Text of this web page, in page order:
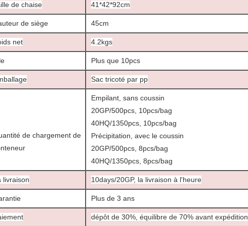
de chaise 41*42*92cm
de siège 45cm
net 4.2kgs
Plus que 10pcs
Sac tricoté par pp
de chargement de
Empilant, sans coussin
20GP/500pcs, 10pcs/bag
40HQ/1350pcs, 10pcs/bag
Précipitation, avec le coussin
20GP/500pcs, 8pcs/bag
40HQ/1350pcs, 8pcs/bag
livraison 10days/20GP, la livraison à l'heure
Plus de 3 ans
dépôt de 30%, équilibre de 70% avant expédition